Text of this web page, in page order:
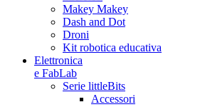
Makey Makey
Dash and Dot
Droni
Kit robotica educativa
Elettronica
e FabLab
Serie littleBits
Accessori